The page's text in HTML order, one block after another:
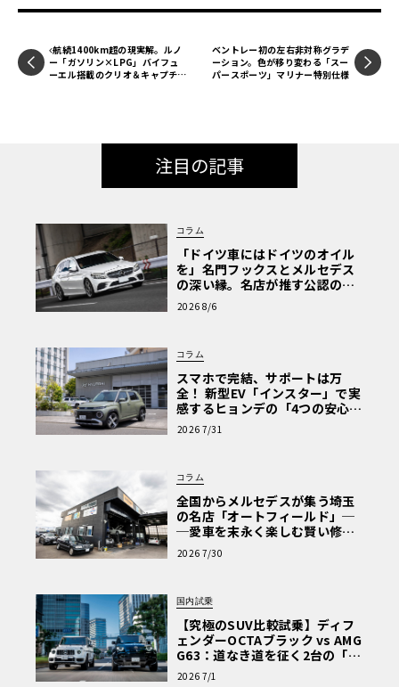
航続1400km超の現実解。ルノ
ー「ガソリン×LPG」バイフュ
ーエル搭載のクリオ＆キャプチャ
ベントレー初の左右非対称グラデ
ーション。色が移り変わる「スー
パースポーツ」マリナー特別仕様
注目の記事
コラム
「ドイツ車にはドイツのオイル
を」名門フックスとメルセデス
の深い縁。名店が推す公認の安
心と、Cクラスで味わうシルキー
な走り〈PR〉
2026 8/6
コラム
スマホで完結、サポートは万
全！ 新型EV「インスター」で実
感するヒョンデの「4つの安心」
【第1回・ヒョンデ6つの疑問：
Why? Hyundai?】〈PR〉
2026 7/31
コラム
全国からメルセデスが集う埼玉
の名店「オートフィールド」─
─愛車を末永く楽しむ賢い修理
術と、プロがフックス製オイル
を選ぶ理由〈PR〉
2026 7/30
国内試乗
【究極のSUV比較試乗】ディフ
ェンダーOCTAブラック vs AMG
G63：道なき道を征く2台の「対
極的アプローチ」
2026 7/1